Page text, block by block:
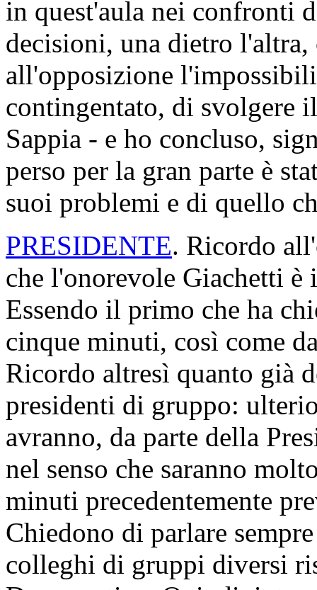
in quest'aula nei confronti
decisioni, una dietro
all'opposizione
contingentato, di svolgere
Sappia - e ho concluso,
perso per la gran parte è
suoi problemi e di quello
PRESIDENTE. Ricordo
che l'onorevole Giachetti è
Essendo il primo che ha
cinque minuti, così come
Ricordo altresì quanto già
presidenti di gruppo:
avranno, da parte della
nel senso che saranno
minuti precedentemente
Chiedono di parlare
colleghi di gruppi diversi